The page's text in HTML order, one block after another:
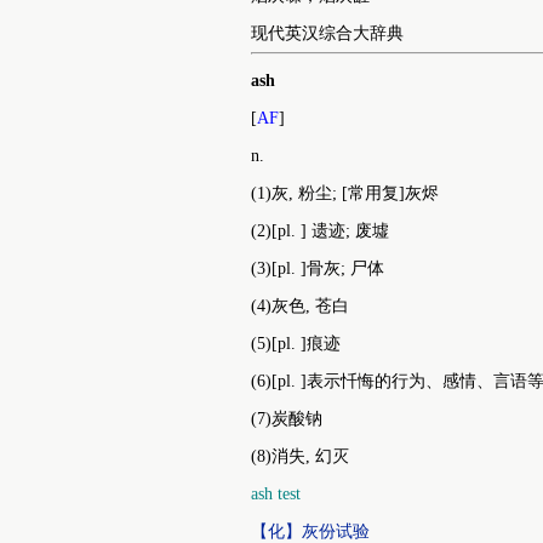
现代英汉综合大辞典
ash
[AF]
n.
(1)灰, 粉尘; [常用复]灰烬
(2)[pl. ] 遗迹; 废墟
(3)[pl. ]骨灰; 尸体
(4)灰色, 苍白
(5)[pl. ]痕迹
(6)[pl. ]表示忏悔的行为、感情、言语等
(7)炭酸钠
(8)消失, 幻灭
ash test
【化】灰份试验